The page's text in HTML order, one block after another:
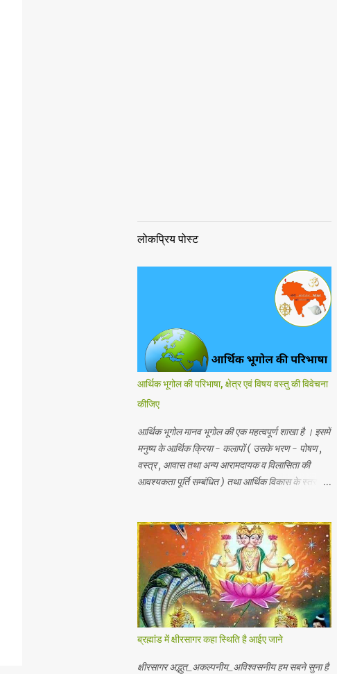
लोकप्रिय पोस्ट
आर्थिक भूगोल की परिभाषा, क्षेत्र एवं विषय वस्तु की विवेचना
कीजिए
आर्थिक भूगोल मानव भूगोल की एक महत्वपूर्ण शाखा है । इसमें
मनुष्य के आर्थिक क्रिया - कलापों ( उसके भरण - पोषण ,
वस्त्र , आवास तथा अन्य आरामदायक व विलासिता की
आवश्यकता पूर्ति सम्बंधित ) तथा आर्थिक विकास के स्तर का
भिन्नता होती है, अतः इनका पारस्परिक सम्बन्ध भी भिन्न होता
है, जिसके आर्थिक भूगोल के अंतर्गत इन्ही क्षेत्रीय आर्थिक
भिन्नताओ का अध्ययन किया जाता है। आर्थिक भूगोल की
कुछ विद्वानों ने निम्नलिखित प्रमुख परिभाषाएं दी है। 1.प्रो .
ब्राउन के शब्दों में - आर्थिक भूगोल की वह शाखा है जिसमें
प्राकृतिक वातावरण ( जड़ और चेतन ) के मनुष्य की आर्थिक
क्रियाओं पर पड़ने वाले प्रभावों का अध्ययन होता है। 2.
रूरबैक के शब्दों में - "आर्थिक भूगोल एक क्षेत्र के आर्थिक
जीवन क वर्णन है, जिसके अन्तर्गत भौगोलिक वातावरण के
ब्रह्मांड में क्षीरसागर कहा स्थिति है आईए जाने
क्षीरसागर अद्भुत_अकल्पनीय_अविश्वसनीय हम सबने सुना है